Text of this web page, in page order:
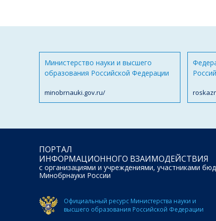
Министерство науки и высшего
образования Российской Федерации
minobrnauki.gov.ru/
ПОРТАЛ
ИНФОРМАЦИОННОГО ВЗАИМОДЕЙСТВИЯ
с организациями и учреждениями, участниками
Минобрнауки России
Официальный ресурс Министерства науки и
высшего образования Российской Федерации